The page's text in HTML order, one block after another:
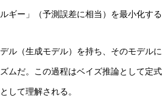
ギー」（予測誤差に相当）を最小化す
ル（生成モデル）を持ち、そのモデル
ムだ。この過程はベイズ推論として定
して理解される。